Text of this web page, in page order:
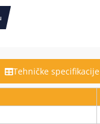
Tehničke specifikacije